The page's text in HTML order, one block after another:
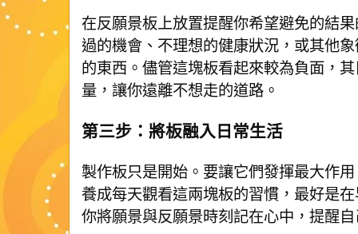
在反願景板上放置提醒你希望避免的結
過的機會、不理想的健康狀況，或其他
的東西。儘管這塊板看起來較為負面，
量，讓你遠離不想走的道路。
第三步：將板融入日常生活
製作板只是開始。要讓它們發揮最大作
養成每天觀看這兩塊板的習慣，最好是
你將願景與反願景時刻記在心中，提醒